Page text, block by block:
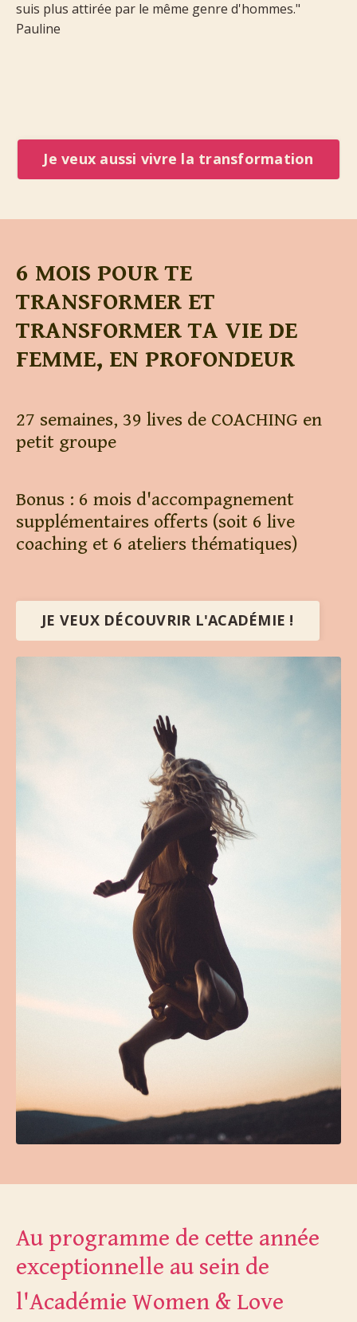
suis plus attirée par le même genre d'hommes."
Pauline
Je veux aussi vivre la transformation
6 MOIS POUR TE
TRANSFORMER ET
TRANSFORMER TA VIE DE
FEMME, EN PROFONDEUR
27 semaines, 39 lives de COACHING en
petit groupe
Bonus : 6 mois d'accompagnement
supplémentaires offerts (soit 6 live
coaching et 6 ateliers thématiques)
JE VEUX DÉCOUVRIR L'ACADÉMIE !
Au programme de cette année
exceptionnelle au sein de
l'Académie Women & Love